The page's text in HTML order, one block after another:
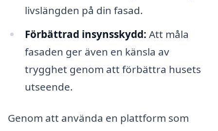
livslängden på din fasad.
Förbättrad insynsskydd: Att måla
fasaden ger även en känsla av
trygghet genom att förbättra husets
utseende.
Genom att använda en plattform som